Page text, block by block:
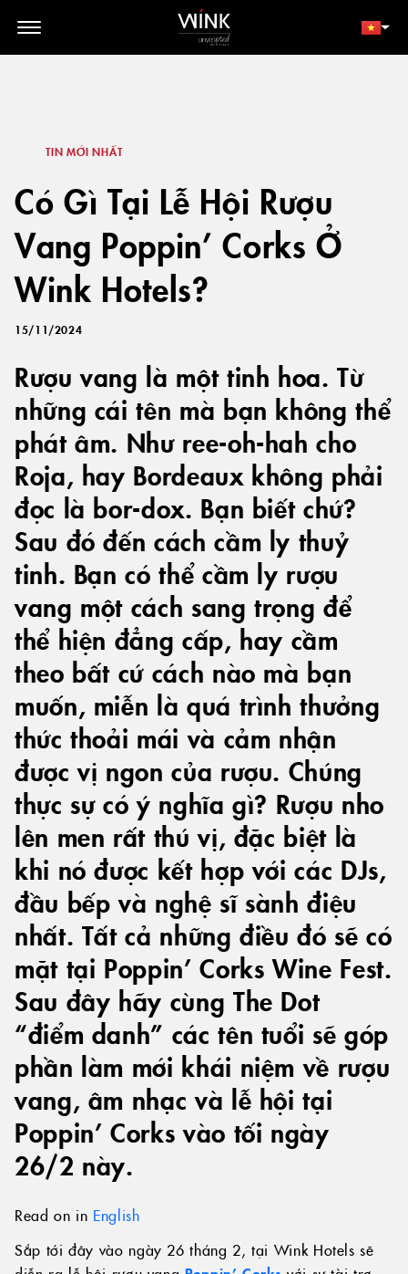
// toolbar-mobile position-fixed bottom-0 left-0 z-30 w-full
d-block d-lg-none
TIN MỚI NHẤT
Có Gì Tại Lễ Hội Rượu
Vang Poppin’ Corks Ở
Wink Hotels?
15/11/2024
Rượu vang là một tinh hoa. Từ
những cái tên mà bạn không thể
phát âm. Như ree-oh-hah cho
Roja, hay Bordeaux không phải
đọc là bor-dox. Bạn biết chứ?
Sau đó đến cách cầm ly thuỷ
tinh. Bạn có thể cầm ly rượu
vang một cách sang trọng để
thể hiện đẳng cấp, hay cầm
theo bất cứ cách nào mà bạn
muốn, miễn là quá trình thưởng
thức thoải mái và cảm nhận
được vị ngon của rượu. Chúng
thực sự có ý nghĩa gì? Rượu nho
lên men rất thú vị, đặc biệt là
khi nó được kết hợp với các DJs,
đầu bếp và nghệ sĩ sành điệu
nhất. Tất cả những điều đó sẽ có
mặt tại Poppin’ Corks Wine Fest.
Sau đây hãy cùng The Dot
“điểm danh” các tên tuổi sẽ góp
phần làm mới khái niệm về rượu
vang, âm nhạc và lễ hội tại
Poppin’ Corks vào tối ngày
26/2 này.
Read on in English
Sắp tới đây vào ngày 26 tháng 2, tại Wink Hotels sẽ